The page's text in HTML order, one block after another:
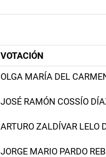
VOTACIÓN
OLGA MARÍA DEL
JOSÉ RAMÓN COSSÍO
ARTURO ZALDÍVAR LELO
JORGE MARIO PARDO